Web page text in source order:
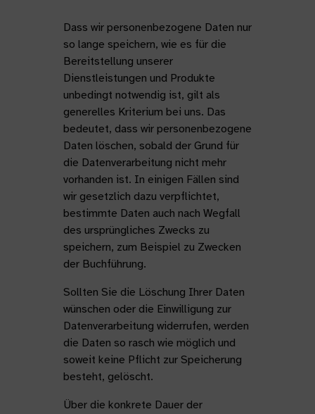
Dass wir personenbezogene Daten nur
so lange speichern, wie es für die
Bereitstellung unserer
Dienstleistungen und Produkte
unbedingt notwendig ist, gilt als
generelles Kriterium bei uns. Das
bedeutet, dass wir personenbezogene
Daten löschen, sobald der Grund für
die Datenverarbeitung nicht mehr
vorhanden ist. In einigen Fällen sind
wir gesetzlich dazu verpflichtet,
bestimmte Daten auch nach Wegfall
des ursprüngliches Zwecks zu
speichern, zum Beispiel zu Zwecken
der Buchführung.
Sollten Sie die Löschung Ihrer Daten
wünschen oder die Einwilligung zur
Datenverarbeitung widerrufen, werden
die Daten so rasch wie möglich und
soweit keine Pflicht zur Speicherung
besteht, gelöscht.
Über die konkrete Dauer der